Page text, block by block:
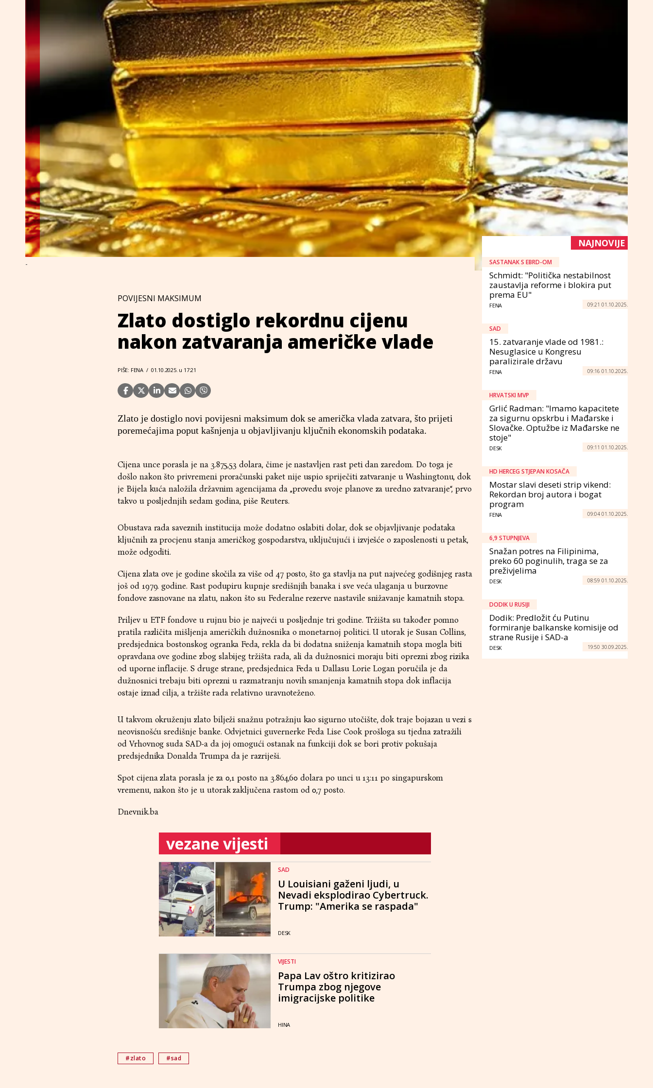
-
POVIJESNI MAKSIMUM
Zlato dostiglo rekordnu cijenu
nakon zatvaranja američke vlade
PIŠE: FENA / 01.10.2025. u 17:21
Zlato je dostiglo novi povijesni maksimum dok se američka vlada zatvara, što prijeti
poremećajima poput kašnjenja u objavljivanju ključnih ekonomskih podataka.
Cijena unce porasla je na 3.875,53 dolara, čime je nastavljen rast peti dan zaredom. Do toga je
došlo nakon što privremeni proračunski paket nije uspio spriječiti zatvaranje u Washingtonu, dok
je Bijela kuća naložila državnim agencijama da „provedu svoje planove za uredno zatvaranje“, prvo
takvo u posljednjih sedam godina, piše Reuters.
Obustava rada saveznih institucija može dodatno oslabiti dolar, dok se objavljivanje podataka
ključnih za procjenu stanja američkog gospodarstva, uključujući i izvješće o zaposlenosti u petak,
može odgoditi.
Cijena zlata ove je godine skočila za više od 47 posto, što ga stavlja na put najvećeg godišnjeg rasta
još od 1979. godine. Rast podupiru kupnje središnjih banaka i sve veća ulaganja u burzovne
fondove zasnovane na zlatu, nakon što su Federalne rezerve nastavile snižavanje kamatnih stopa.
Priljev u ETF fondove u rujnu bio je najveći u posljednje tri godine. Tržišta su također pomno
pratila različita mišljenja američkih dužnosnika o monetarnoj politici. U utorak je Susan Collins,
predsjednica bostonskog ogranka Feda, rekla da bi dodatna sniženja kamatnih stopa mogla biti
opravdana ove godine zbog slabijeg tržišta rada, ali da dužnosnici moraju biti oprezni zbog rizika
od uporne inflacije. S druge strane, predsjednica Feda u Dallasu Lorie Logan poručila je da
dužnosnici trebaju biti oprezni u razmatranju novih smanjenja kamatnih stopa dok inflacija
ostaje iznad cilja, a tržište rada relativno uravnoteženo.
U takvom okruženju zlato bilježi snažnu potražnju kao sigurno utočište, dok traje bojazan u vezi s
neovisnošću središnje banke. Odvjetnici guvernerke Feda Lise Cook prošloga su tjedna zatražili
od Vrhovnog suda SAD-a da joj omogući ostanak na funkciji dok se bori protiv pokušaja
predsjednika Donalda Trumpa da je razriješi.
Spot cijena zlata porasla je za 0,1 posto na 3.864,60 dolara po unci u 13:11 po singapurskom
vremenu, nakon što je u utorak zaključena rastom od 0,7 posto.
Dnevnik.ba
vezane vijesti
SAD
U Louisiani gaženi ljudi, u
Nevadi eksplodirao Cybertruck.
Trump: "Amerika se raspada"
DESK
VIJESTI
Papa Lav oštro kritizirao
Trumpa zbog njegove
imigracijske politike
HINA
#zlato #sad
NAJNOVIJE
SASTANAK S EBRD-OM
Schmidt: "Politička nestabilnost
zaustavlja reforme i blokira put
prema EU"
FENA 09:21 01.10.2025.
SAD
15. zatvaranje vlade od 1981.:
Nesuglasice u Kongresu
paralizirale državu
FENA 09:16 01.10.2025.
HRVATSKI MVP
Grlić Radman: "Imamo kapacitete
za sigurnu opskrbu i Mađarske i
Slovačke. Optužbe iz Mađarske ne
stoje"
DESK 09:11 01.10.2025.
HD HERCEG STJEPAN KOSAČA
Mostar slavi deseti strip vikend:
Rekordan broj autora i bogat
program
FENA 09:04 01.10.2025.
6,9 ​​STUPNJEVA
Snažan potres na Filipinima,
preko 60 poginulih, traga se za
preživjelima
DESK 08:59 01.10.2025.
DODIK U RUSIJI
Dodik: Predložit ću Putinu
formiranje balkanske komisije od
strane Rusije i SAD-a
DESK 19:50 30.09.2025.